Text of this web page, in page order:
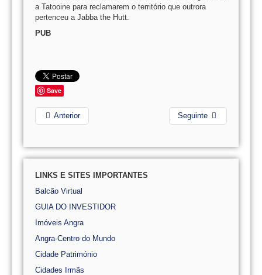
a Tatooine para reclamarem o território que outrora
pertenceu a Jabba the Hutt.
PUB
Save
Anterior Seguinte
LINKS E SITES IMPORTANTES
Balcão Virtual
GUIA DO INVESTIDOR
Imóveis Angra
Angra-Centro do Mundo
Cidade Património
Cidades Irmãs